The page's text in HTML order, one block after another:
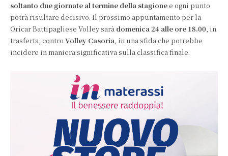
soltanto due giornate al termine della stagionee ogni punto
potrà risultare decisivo. Il prossimo appuntamento per la
Oricar Battipagliese Volley sarà domenica 24 alle ore 18.00, in
trasferta, contro Volley Casoria, in una sfida che potrebbe
incidere in maniera significativa sulla classifica finale.